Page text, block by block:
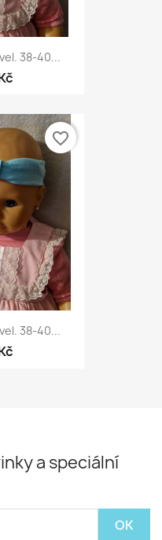
38-40...
38-40...
favorite_border
a speciální